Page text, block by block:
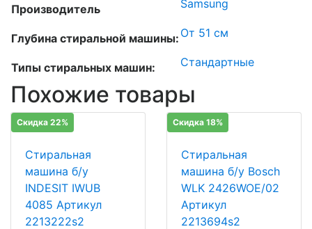
Производитель Samsung
Глубина стиральной машины: От 51 см
Типы стиральных машин: Стандартные
Похожие товары
Скидка 22%
Стиральная
машина б/у
INDESIT IWUB
4085 Артикул
2213222s2
Скидка 18%
Стиральная
машина б/у Bosch
WLK 2426WOE/02
Артикул
2213694s2